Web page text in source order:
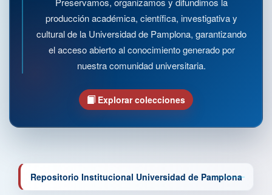
producción académica, científica, investigativa y
cultural de la Universidad de Pamplona, garantizando
el acceso abierto al conocimiento generado por
nuestra comunidad universitaria.
Explorar colecciones
Repositorio Institucional Universidad de Pamplona